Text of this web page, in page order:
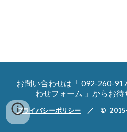
お問い合わせは「 092-260-
わせフォーム 」からお待
プライバシーポリシー ／ © 2015-